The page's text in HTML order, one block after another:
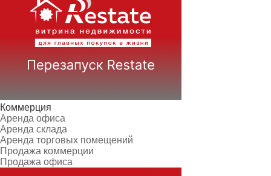
Коммерция
Аренда офиса
Аренда склада
Аренда торговых помещений
Продажа коммерции
Продажа офиса